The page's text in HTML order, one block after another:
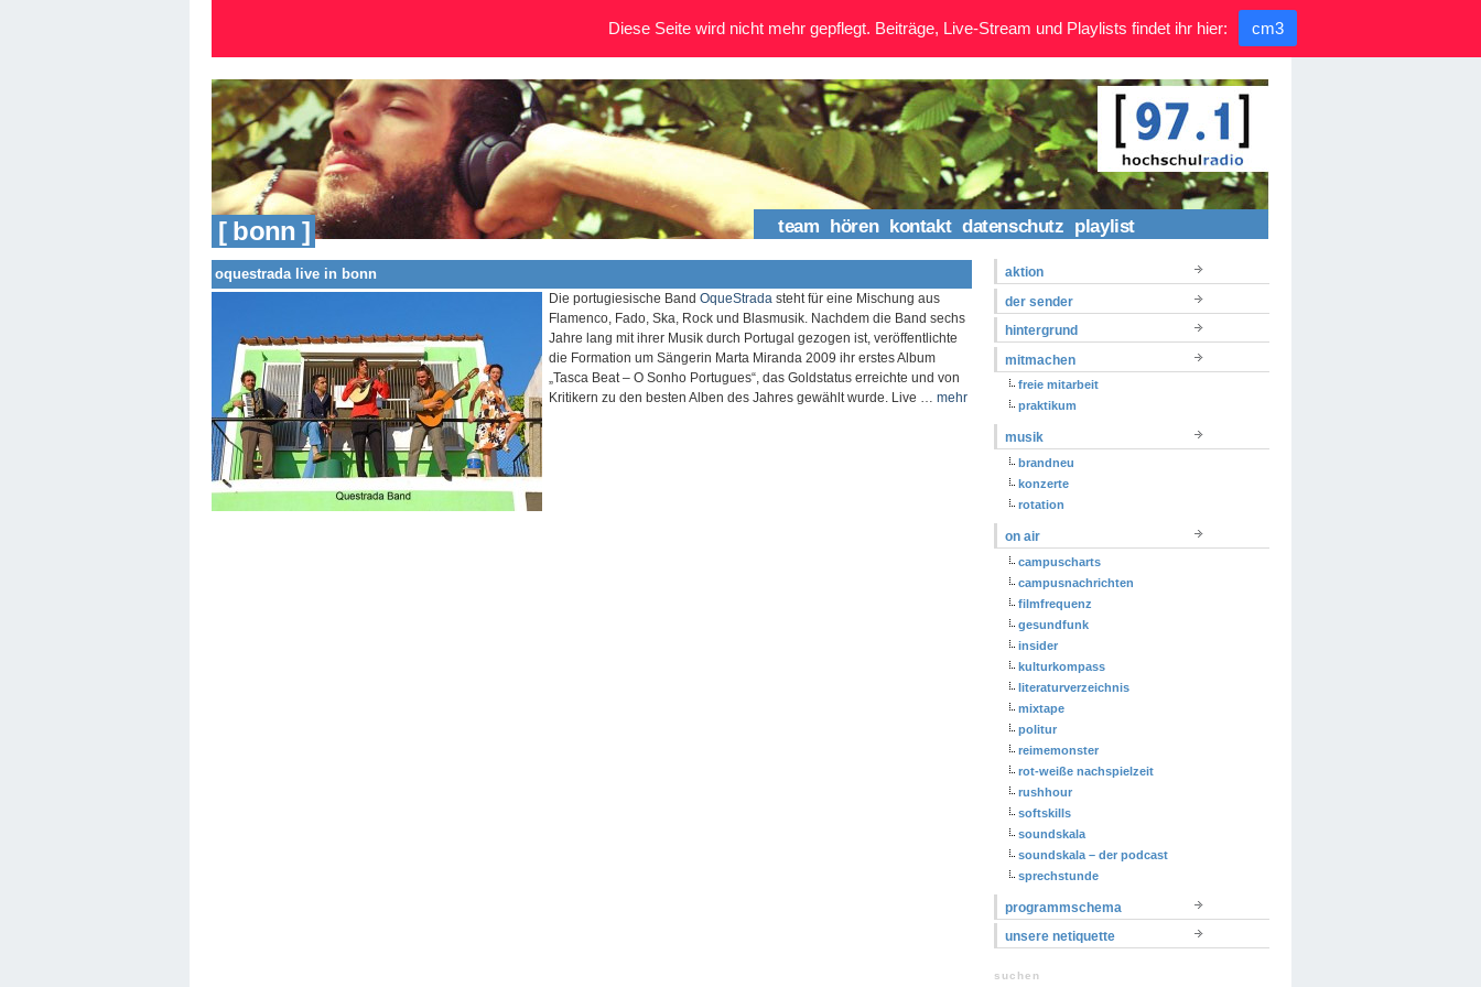
[ bonn ] team hören kontakt datenschutz playlist
oquestrada live in bonn
Die portugiesische Band OqueStrada steht für eine Mischung aus
Flamenco, Fado, Ska, Rock und Blasmusik. Nachdem die Band sechs
Jahre lang mit ihrer Musik durch Portugal gezogen ist, veröffentlichte
die Formation um Sängerin Marta Miranda 2009 ihr erstes Album
„Tasca Beat – O Sonho Portugues“, das Goldstatus erreichte und von
Kritikern zu den besten Alben des Jahres gewählt wurde. Live … mehr
aktion
der sender
hintergrund
mitmachen
freie mitarbeit
praktikum
musik
brandneu
konzerte
rotation
on air
campuscharts
campusnachrichten
filmfrequenz
gesundfunk
insider
kulturkompass
literaturverzeichnis
mixtape
politur
reimemonster
rot-weiße nachspielzeit
rushhour
softskills
soundskala
soundskala – der podcast
sprechstunde
programmschema
unsere netiquette
suchen
Diese Seite wird nicht mehr gepflegt. Beiträge, Live-Stream und Playlists findet ihr hier: cm3